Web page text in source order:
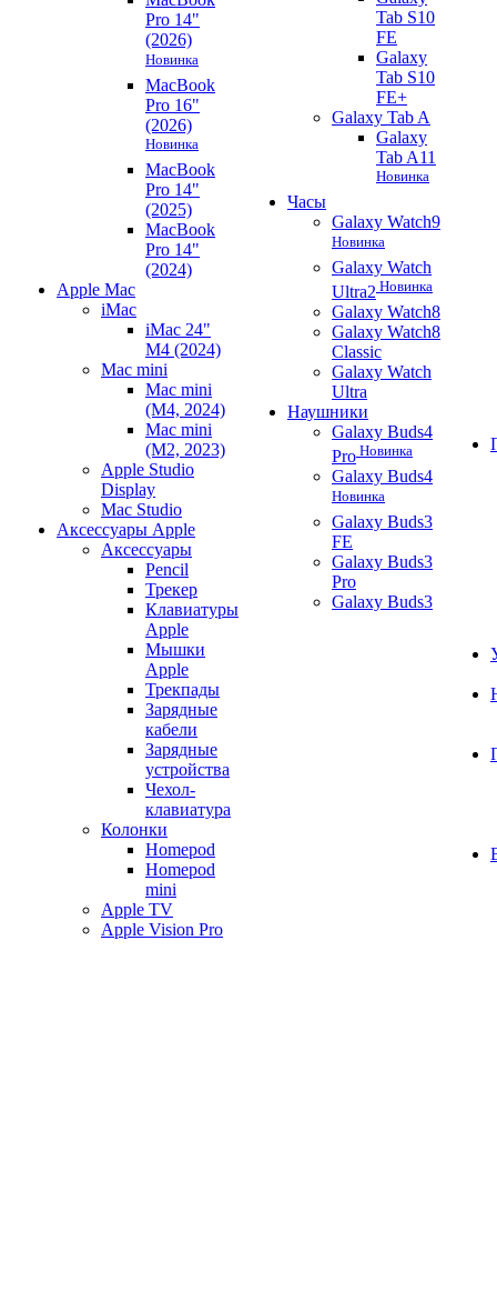
Pro 14"
(2026)
Новинка
MacBook
Pro 16"
(2026)
Новинка
MacBook
Pro 14"
(2025)
MacBook
Pro 14"
(2024)
Apple Mac
iMac
iMac 24"
M4 (2024)
Mac mini
Mac mini
(M4, 2024)
Mac mini
(M2, 2023)
Apple Studio
Display
Mac Studio
Аксессуары Apple
Аксессуары
Pencil
Трекер
Клавиатуры
Apple
Мышки
Apple
Трекпады
Зарядные
кабели
Зарядные
устройства
Чехол-
клавиатура
Колонки
Homepod
Homepod
mini
Apple TV
Apple Vision Pro
Tab S10
FE
Galaxy
Tab S10
FE+
Galaxy Tab A
Galaxy
Tab A11
Новинка
Часы
Galaxy Watch9
Новинка
Galaxy Watch
Ultra2 Новинка
Galaxy Watch8
Galaxy Watch8
Classic
Galaxy Watch
Ultra
Наушники
Galaxy Buds4
Pro Новинка
Galaxy Buds4
Новинка
Galaxy Buds3
FE
Galaxy Buds3
Pro
Galaxy Buds3